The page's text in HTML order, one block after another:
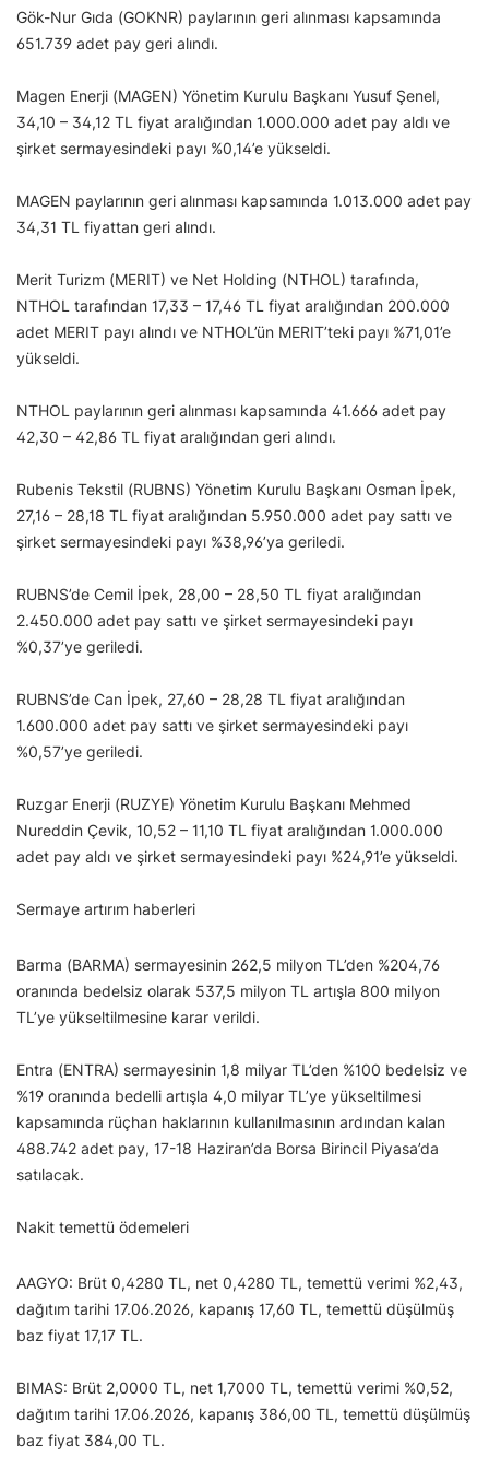
Gök-Nur Gıda (GOKNR) paylarının geri alınması kapsamında
651.739 adet pay geri alındı.
Magen Enerji (MAGEN) Yönetim Kurulu Başkanı Yusuf Şenel,
34,10 – 34,12 TL fiyat aralığından 1.000.000 adet pay aldı ve
şirket sermayesindeki payı %0,14’e yükseldi.
MAGEN paylarının geri alınması kapsamında 1.013.000 adet pay
34,31 TL fiyattan geri alındı.
Merit Turizm (MERIT) ve Net Holding (NTHOL) tarafında,
NTHOL tarafından 17,33 – 17,46 TL fiyat aralığından 200.000
adet MERIT payı alındı ve NTHOL’ün MERIT’teki payı %71,01’e
yükseldi.
NTHOL paylarının geri alınması kapsamında 41.666 adet pay
42,30 – 42,86 TL fiyat aralığından geri alındı.
Rubenis Tekstil (RUBNS) Yönetim Kurulu Başkanı Osman İpek,
27,16 – 28,18 TL fiyat aralığından 5.950.000 adet pay sattı ve
şirket sermayesindeki payı %38,96’ya geriledi.
RUBNS’de Cemil İpek, 28,00 – 28,50 TL fiyat aralığından
2.450.000 adet pay sattı ve şirket sermayesindeki payı
%0,37’ye geriledi.
RUBNS’de Can İpek, 27,60 – 28,28 TL fiyat aralığından
1.600.000 adet pay sattı ve şirket sermayesindeki payı
%0,57’ye geriledi.
Ruzgar Enerji (RUZYE) Yönetim Kurulu Başkanı Mehmed
Nureddin Çevik, 10,52 – 11,10 TL fiyat aralığından 1.000.000
adet pay aldı ve şirket sermayesindeki payı %24,91’e yükseldi.
Sermaye artırım haberleri
Barma (BARMA) sermayesinin 262,5 milyon TL’den %204,76
oranında bedelsiz olarak 537,5 milyon TL artışla 800 milyon
TL’ye yükseltilmesine karar verildi.
Entra (ENTRA) sermayesinin 1,8 milyar TL’den %100 bedelsiz ve
%19 oranında bedelli artışla 4,0 milyar TL’ye yükseltilmesi
kapsamında rüçhan haklarının kullanılmasının ardından kalan
488.742 adet pay, 17-18 Haziran’da Borsa Birincil Piyasa’da
satılacak.
Nakit temettü ödemeleri
AAGYO: Brüt 0,4280 TL, net 0,4280 TL, temettü verimi %2,43,
dağıtım tarihi 17.06.2026, kapanış 17,60 TL, temettü düşülmüş
baz fiyat 17,17 TL.
BIMAS: Brüt 2,0000 TL, net 1,7000 TL, temettü verimi %0,52,
dağıtım tarihi 17.06.2026, kapanış 386,00 TL, temettü düşülmüş
baz fiyat 384,00 TL.